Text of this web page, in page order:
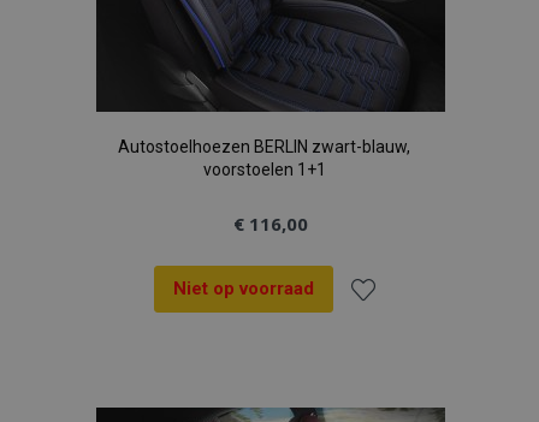
Autostoelhoezen BERLIN zwart-blauw,
voorstoelen 1+1
€ 116,00
Niet op voorraad